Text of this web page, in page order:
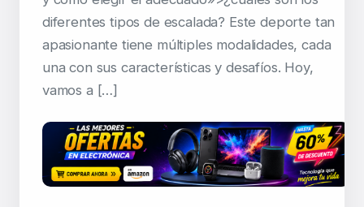
diferentes tipos de escalada? Este deporte tan
apasionante tiene múltiples modalidades, cada
una con sus características y desafíos. Hoy,
vamos a […]